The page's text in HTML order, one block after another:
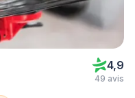
4,9
49 avis